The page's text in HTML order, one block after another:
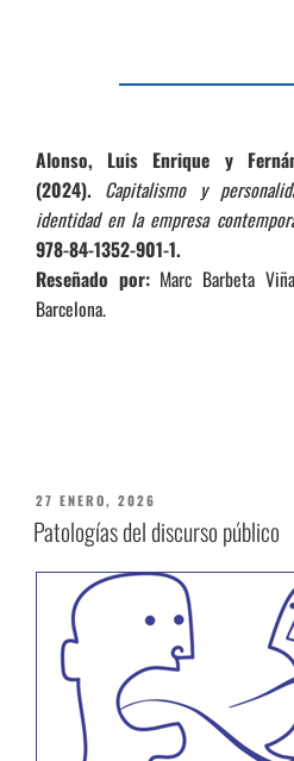
Alonso, Luis Enrique y
(2024). Capitalismo y
identidad en la empresa
978-84-1352-901-1.
Reseñado por:Marc Barbeta
Barcelona.
PUBLICADO
EL
27 ENERO, 2026
Patologías del discurso público